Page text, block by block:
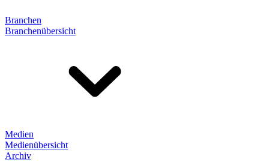
Branchen
Branchenübersicht
Medien
Medienübersicht
Archiv